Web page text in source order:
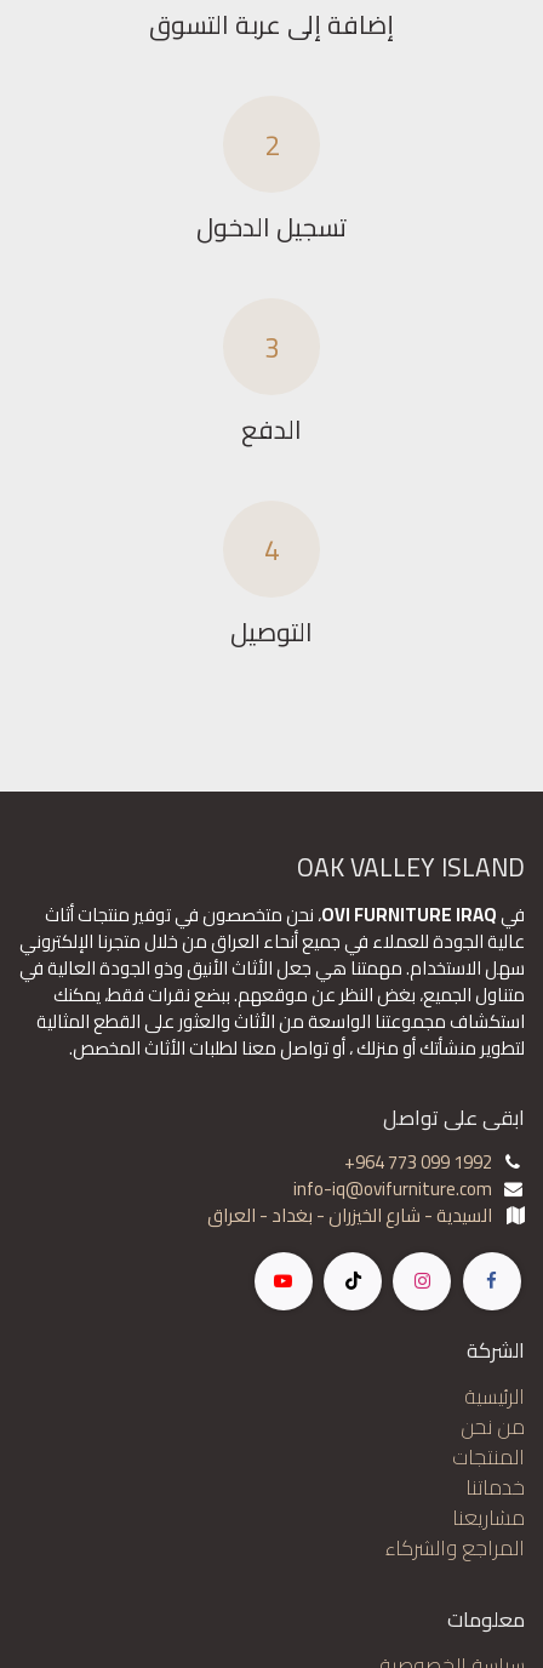
4
التوصيل
3
الدفع
2
تسجيل الدخول
إضافة إلى عربة التسوق
OAK VALLEY ISLAND
فيOVI FURNITURE IRAQ، نحن متخصصون في توفير منتجات أثاث
عالية الجودة للعملاء في جميع أنحاء العراق من خلال متجرنا الإلكتروني
سهل الاستخدام. مهمتنا هي جعل الأثاث الأنيق وذو الجودة العالية في
متناول الجميع، بغض النظر عن موقعهم. ببضع نقرات فقط، يمكنك
استكشاف مجموعتنا الواسعة من الأثاث والعثور على القطع المثالية
لتطوير منشأتك أو منزلك ، أو تواصل معنا لطلبات الأثاث المخصص.
ابقى على تواصل
+964 773 099 1992
info-iq@ovifurniture.com
السيدية - شارع الخيزران - بغداد - العراق
الشركة
الرئيسية
من نحن
المنتجات
خدماتنا
مشاريعنا
المراجع والشركاء
معلومات